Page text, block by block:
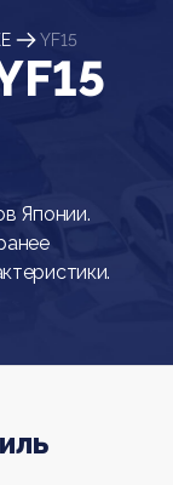
YF15
Японии.